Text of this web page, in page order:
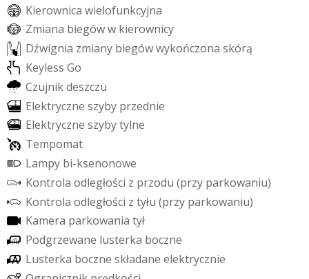
Kierownica wielofunkcyjna
Zmiana biegóww kierownicy
Dźwignia zmiany biegówwykończona skórą
Keyless Go
Czujnikdeszczu
Elektryczne szyby przednie
Elektryczne szybytylne
Tempomat
Lampy bi-ksenonowe
Kontrola odległości z przodu (przy parkowaniu)
Kontrola odległości z tyłu (przy parkowaniu)
Kamera parkowania tył
Podgrzewane lusterka boczne
Lusterka boczne składane elektrycznie